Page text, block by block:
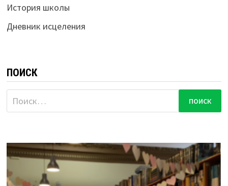
История школы
Дневник исцеления
ПОИСК
Найти: